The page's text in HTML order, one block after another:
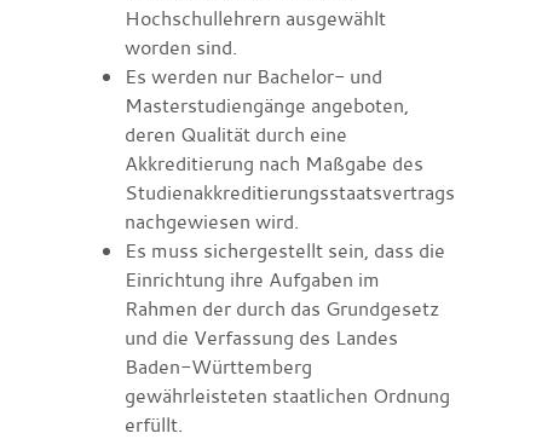
Hochschullehrern ausgewählt
worden sind.
Es werden nur Bachelor- und
Masterstudiengänge angeboten,
deren Qualität durch eine
Akkreditierung nach Maßgabe des
Studienakkreditierungsstaatsvertrags
nachgewiesen wird.
Es muss sichergestellt sein, dass die
Einrichtung ihre Aufgaben im
Rahmen der durch das Grundgesetz
und die Verfassung des Landes
Baden-Württemberg
gewährleisteten staatlichen Ordnung
erfüllt.